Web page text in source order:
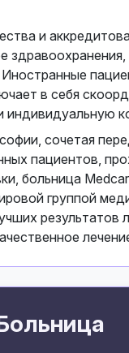
и
в себя
сочетая
пациентов,
больница
группой
результатов